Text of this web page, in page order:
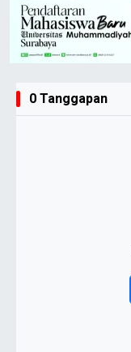
0 Tanggapan